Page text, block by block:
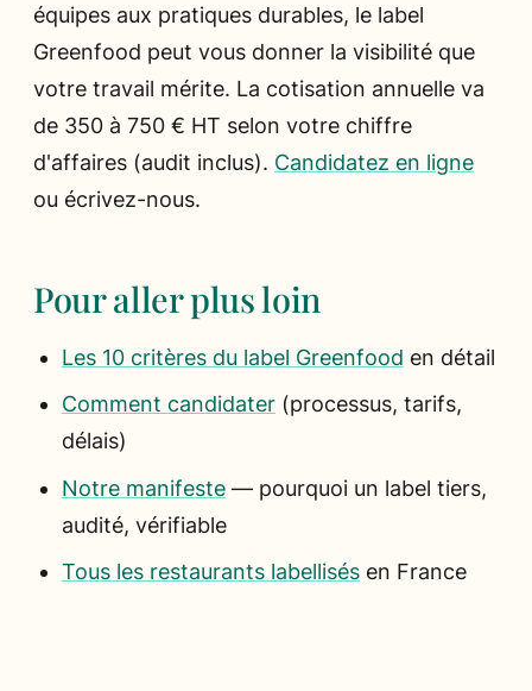
équipes aux pratiques durables, le label
Greenfood peut vous donner la visibilité que
votre travail mérite. La cotisation annuelle va
de 350 à 750 € HT selon votre chiffre
d'affaires (audit inclus). Candidatez en ligne
ou écrivez-nous.
Pour aller plus loin
Les 10 critères du label Greenfood en détail
Comment candidater(processus, tarifs,
délais)
Notre manifeste— pourquoi un label tiers,
audité, vérifiable
Tous les restaurants labellisésen France